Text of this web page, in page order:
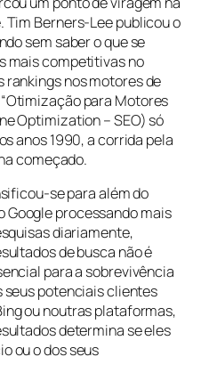
Tim Berners-Lee publicou o
sem saber o que se
mais competitivas no
rankings nos motores de
para Motores
Optimization – SEO) só
anos 1990, a corrida pela
começado.
se para além do
Google processando mais
diariamente,
de busca não é
para a sobrevivência
seus potenciais clientes
ou noutras plataformas,
determina se eles
ou o dos seus